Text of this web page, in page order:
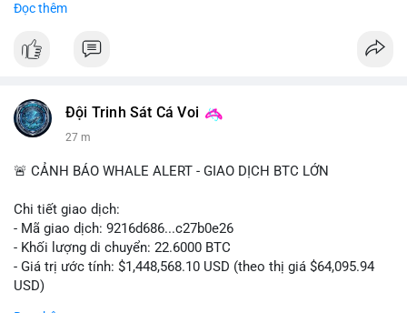
trong xe.
điểm nhé!
Đọc thêm
Đội Trinh Sát Cá Voi
27 m
🚨 CẢNH BÁO WHALE ALERT - GIAO DỊCH BTC LỚN
Chi tiết giao dịch:
- Mã giao dịch: 9216d686...c27b0e26
- Khối lượng di chuyển: 22.6000 BTC
- Giá trị ước tính: $1,448,568.10 USD (theo thị giá $64,095.94
USD)